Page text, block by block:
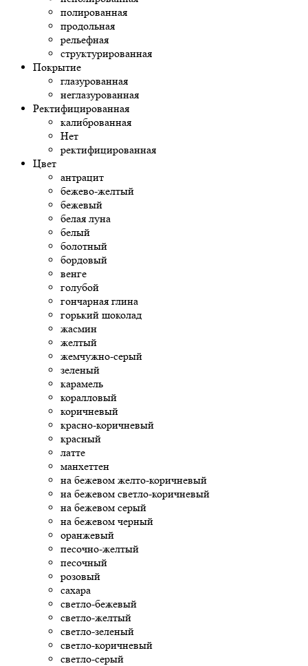
полированная
продольная
рельефная
структурированная
Покрытие
глазурованная
неглазурованная
Ректифицированная
калиброванная
Нет
ректифицированная
Цвет
антрацит
бежево-желтый
бежевый
белая луна
белый
болотный
бордовый
венге
голубой
гончарная глина
горький шоколад
жасмин
желтый
жемчужно-серый
зеленый
карамель
коралловый
коричневый
красно-коричневый
красный
латте
манхеттен
на бежевом желто-коричневый
на бежевом светло-коричневый
на бежевом серый
на бежевом черный
оранжевый
песочно-желтый
песочный
розовый
сахара
светло-бежевый
светло-желтый
светло-зеленый
светло-коричневый
светло-серый